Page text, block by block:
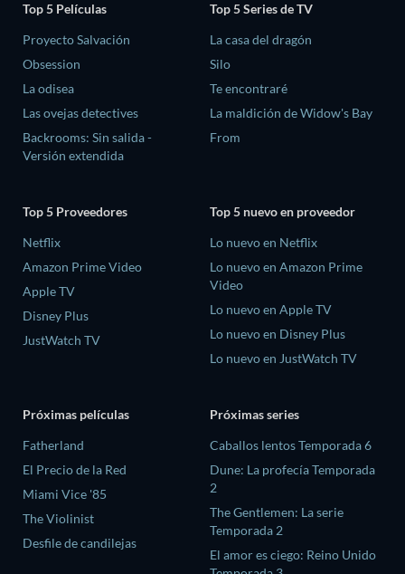
Top 5 Películas
Proyecto Salvación
Obsession
La odisea
Las ovejas detectives
Backrooms: Sin salida -
Versión extendida
Top 5 Series de TV
La casa del dragón
Silo
Te encontraré
La maldición de Widow's Bay
From
Top 5 Proveedores
Netflix
Amazon Prime Video
Apple TV
Disney Plus
JustWatch TV
Top 5 nuevo en proveedor
Lo nuevo en Netflix
Lo nuevo en Amazon Prime
Video
Lo nuevo en Apple TV
Lo nuevo en Disney Plus
Lo nuevo en JustWatch TV
Próximas películas
Fatherland
El Precio de la Red
Miami Vice '85
The Violinist
Desfile de candilejas
Próximas series
Caballos lentos Temporada 6
Dune: La profecía Temporada
2
The Gentlemen: La serie
Temporada 2
El amor es ciego: Reino Unido